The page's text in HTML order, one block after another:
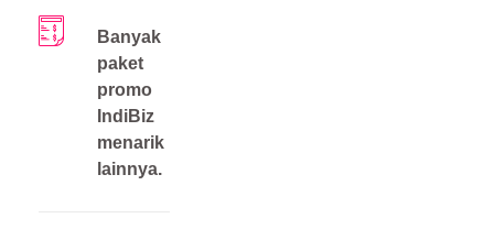
Banyak
paket
promo
IndiBiz
menarik
lainnya.